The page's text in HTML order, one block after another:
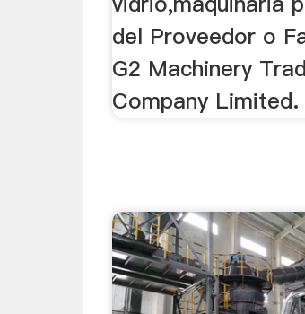
del Proveedor o
G2 Machinery
Company Limited.